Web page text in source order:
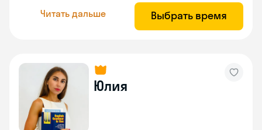
Читать дальше Выбрать время
Юлия